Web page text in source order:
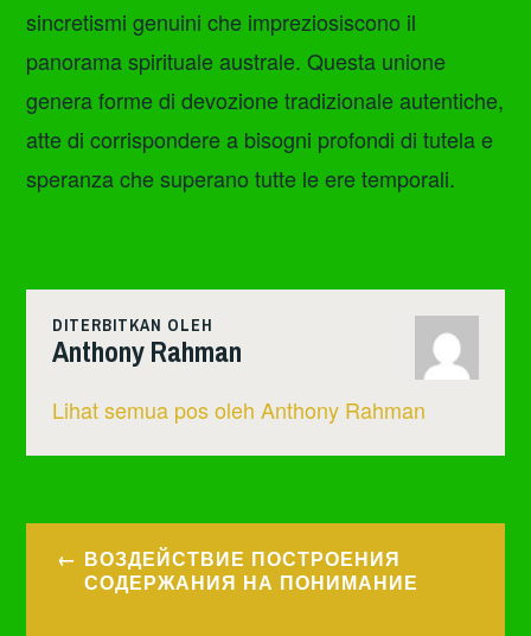
sincretismi genuini che impreziosiscono il
panorama spirituale australe. Questa unione
genera forme di devozione tradizionale autentiche,
atte di corrispondere a bisogni profondi di tutela e
speranza che superano tutte le ere temporali.
DITERBITKAN OLEH
Anthony Rahman
Lihat semua pos oleh Anthony Rahman
Navigasi
ВОЗДЕЙСТВИЕ ПОСТРОЕНИЯ
СОДЕРЖАНИЯ НА ПОНИМАНИЕ